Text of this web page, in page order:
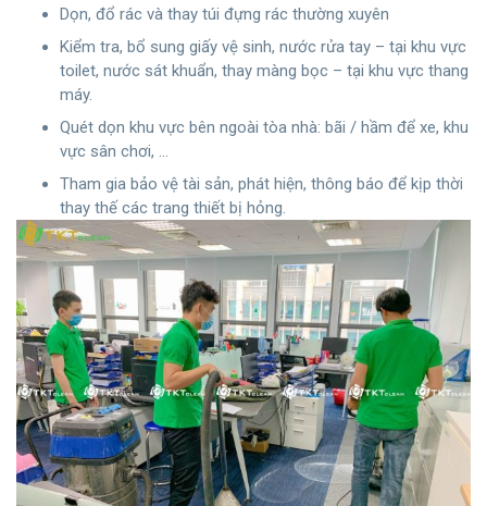
Dọn, đổ rác và thay túi đựng rác thường xuyên
Kiểm tra, bổ sung giấy vệ sinh, nước rửa tay – tại khu vực
toilet, nước sát khuẩn, thay màng bọc – tại khu vực thang
máy.
Quét dọn khu vực bên ngoài tòa nhà: bãi / hầm để xe, khu
vực sân chơi, …
Tham gia bảo vệ tài sản, phát hiện, thông báo để kịp thời
thay thế các trang thiết bị hỏng.